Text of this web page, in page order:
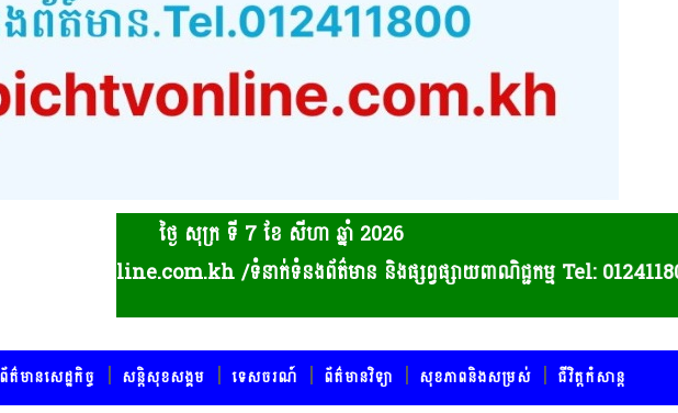
ថ្ងៃ សុក្រ ទី 7​ ខែ សីហា ឆ្នាំ 2026
/ទំនាក់ទំនងព័ត៌មាន និងផ្សព្វផ្សាយពាណិជ្ជកម្ម Tel: 012411800 /រក្
ព័ត៌មានសេដ្ឋកិច្ច សន្តិសុខសង្គម ទេសចរណ៍ ព័ត៌មានវិទ្យា សុខភាពនិងសម្រស់ ជីវិត្តកំសាន្ត